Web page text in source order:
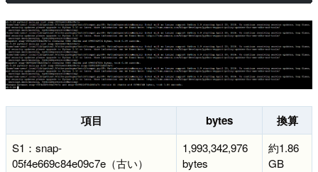
項目 bytes 換算
S1：snap-
05f4e669c84e09c7e（古い）
1,993,342,976
bytes
約1.86
GB